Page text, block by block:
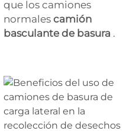
que los camiones
normales camión
basculante de basura .